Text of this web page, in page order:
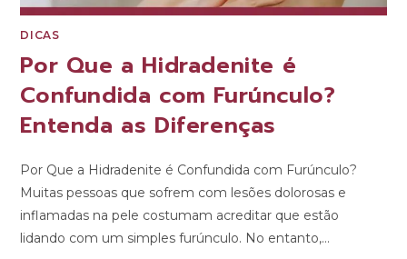
DICAS
Por Que a Hidradenite é
Confundida com Furúnculo?
Entenda as Diferenças
Por Que a Hidradenite é Confundida com Furúnculo?
Muitas pessoas que sofrem com lesões dolorosas e
inflamadas na pele costumam acreditar que estão
lidando com um simples furúnculo. No entanto,…